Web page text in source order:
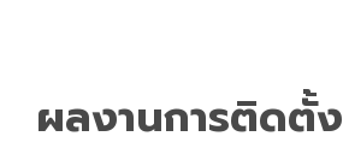
ผลงานการติดตั้ง